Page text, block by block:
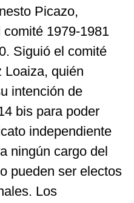
Picazo,
1979-1981
Siguió el comité
Loaiza, quién
intención de
bis para poder
independiente
ningún cargo del
pueden ser electos
Los